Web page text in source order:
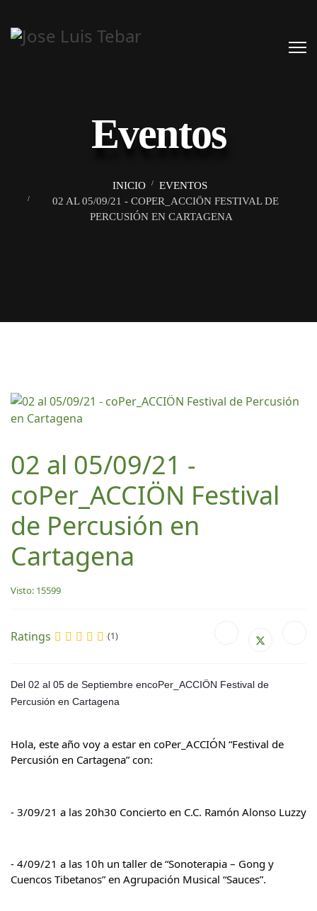
Eventos
INICIO
EVENTOS
02 AL 05/09/21 - COPER_ACCIÖN FESTIVAL DE
PERCUSIÓN EN CARTAGENA
02 al 05/09/21 -
coPer_ACCIÖN Festival
de Percusión en
Cartagena
Visto: 15599
Ratings (1)
Del 02 al 05 de Septiembre encoPer_ACCIÖN Festival de
Percusión en Cartagena
Hola, este año voy a estar en coPer_ACCIÓN “Festival de
Percusión en Cartagena” con:
- 3/09/21 a las 20h30 Concierto en C.C. Ramón Alonso Luzzy
- 4/09/21 a las 10h un taller de “Sonoterapia – Gong y
Cuencos Tibetanos” en Agrupación Musical “Sauces”.